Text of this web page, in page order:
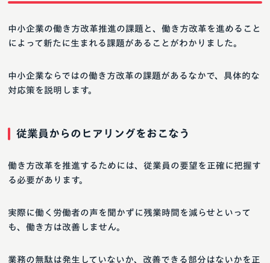
中小企業の働き方改革推進の課題と、働き方改革を進めること
によって新たに生まれる課題があることがわかりました。
中小企業ならではの働き方改革の課題があるなかで、具体的な
対応策を説明します。
従業員からのヒアリングをおこなう
働き方改革を推進するためには、従業員の要望を正確に把握す
る必要があります。
実際に働く労働者の声を聞かずに残業時間を減らせといって
も、働き方は改善しません。
業務の無駄は発生していないか、改善できる部分はないかを正